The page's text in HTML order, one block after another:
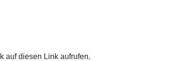
auf diesen Link aufrufen.